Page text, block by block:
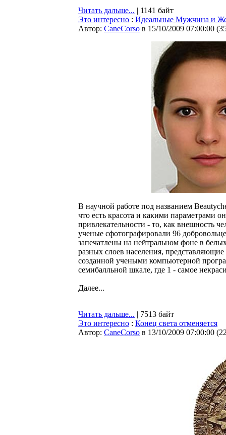
Читать дальше... | 1141 байт
Это интересно : Идеальные Мужчина и
Автор: CaneCorso в 15/10/2009 07:00:00 (
В научной работе под названием
что есть красота и какими параметрами
привлекательности - то, как внешность
ученые сфотографировали 96
запечатлены на нейтральном фоне в
разных слоев населения,
созданной учеными компьютерной
семибалльной шкале, где 1 - самое
Далее...
Читать дальше... | 7513 байт
Это интересно : Конец света отменяется
Автор: CaneCorso в 13/10/2009 07:00:00 (